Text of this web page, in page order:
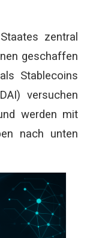
zentral
geschaffen
Stablecoins
versuchen
werden mit
nach unten